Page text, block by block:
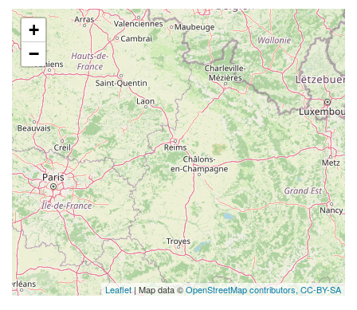
+
−
Leaflet| Map data ©OpenStreetMap contributors, CC-BY-SA